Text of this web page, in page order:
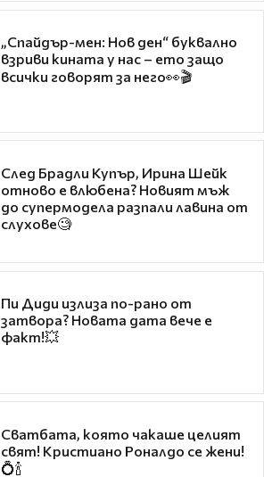
„Спайдър-мен: Нов ден“ буквално
взриви кината у нас – ето защо
всички говорят за него👀🎬
След Брадли Купър, Ирина Шейк
отново е влюбена? Новият мъж
до супермодела разпали лавина от
слухове🧐
Пи Диди излиза по-рано от
затвора? Новата дата вече е
факт!💥
Сватбата, която чакаше целият
свят! Кристиано Роналдо се жени!
💍🍾